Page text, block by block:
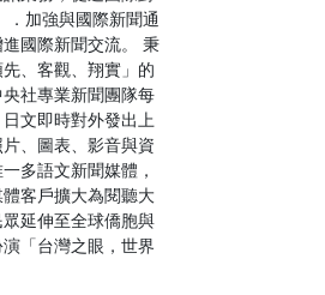
．加強與國際新聞通
國際新聞交流。 秉
、客觀、翔實」的
社專業新聞團隊每
文即時對外發出上
、圖表、影音與資
多語文新聞媒體，
客戶擴大為閱聽大
延伸至全球僑胞與
「台灣之眼，世界